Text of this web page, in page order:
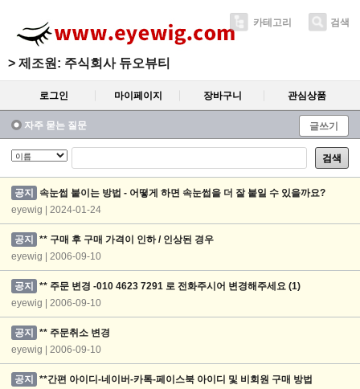
> 제조원: 주식회사 듀오뷰티
카테고리 검색
로그인 마이페이지 장바구니 관심상품
자주 묻는 질문 글쓰기
검색
공지
속눈썹 붙이는 방법 - 어떻게 하면 속눈썹을 더 잘 붙일 수 있을까요?
eyewig | 2024-01-24
공지 ** 구매 후 구매 가격이 인하 / 인상된 경우
eyewig | 2006-09-10
공지 ** 주문 변경 -010 4623 7291 로 전화주시어 변경해주세요 (1)
eyewig | 2006-09-10
공지 ** 주문취소 변경
eyewig | 2006-09-10
공지 **간편 아이디-네이버-카톡-페이스북 아이디 및 비회원 구매 방법